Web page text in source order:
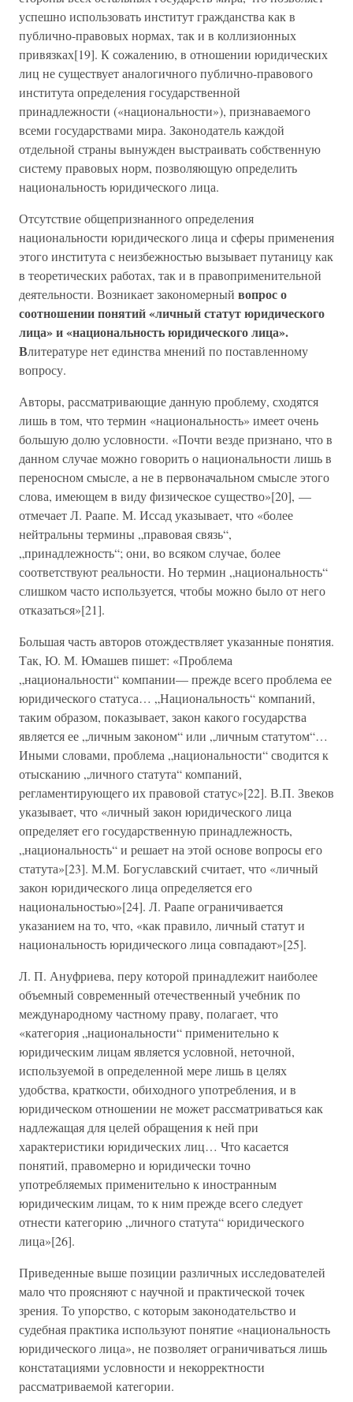
успешно использовать институт гражданства как в
публично-правовых нормах, так и в коллизионных
привязках[19]. К сожалению, в отношении юридических
лиц не существует аналогичного публично-правового
института определения государственной
принадлежности («национальности»), признаваемого
всеми государствами мира. Законодатель каждой
отдельной страны вынужден выстраивать собственную
систему правовых норм, позволяющую определить
национальность юридического лица.
Отсутствие общепризнанного определения
национальности юридического лица и сферы применения
этого института с неизбежностью вызывает путаницу как
в теоретических работах, так и в правоприменительной
деятельности. Возникает закономерный вопрос о
соотношении понятий «личный статут юридического
лица» и «национальность юридического лица».
Влитературе нет единства мнений по поставленному
вопросу.
Авторы, рассматривающие данную проблему, сходятся
лишь в том, что термин «национальность» имеет очень
большую долю условности. «Почти везде признано, что в
данном случае можно говорить о национальности лишь в
переносном смысле, а не в первоначальном смысле этого
слова, имеющем в виду физическое существо»[20], —
отмечает Л. Раапе. М. Иссад указывает, что «более
нейтральны термины „правовая связь“,
„принадлежность“; они, во всяком случае, более
соответствуют реальности. Но термин „национальность“
слишком часто используется, чтобы можно было от него
отказаться»[21].
Большая часть авторов отождествляет указанные понятия.
Так, Ю. М. Юмашев пишет: «Проблема
„национальности“ компании— прежде всего проблема ее
юридического статуса… „Национальность“ компаний,
таким образом, показывает, закон какого государства
является ее „личным законом“ или „личным статутом“…
Иными словами, проблема „национальности“ сводится к
отысканию „личного статута“ компаний,
регламентирующего их правовой статус»[22]. В.П. Звеков
указывает, что «личный закон юридического лица
определяет его государственную принадлежность,
„национальность“ и решает на этой основе вопросы его
статута»[23]. М.М. Богуславский считает, что «личный
закон юридического лица определяется его
национальностью»[24]. Л. Раапе ограничивается
указанием на то, что, «как правило, личный статут и
национальность юридического лица совпадают»[25].
Л. П. Ануфриева, перу которой принадлежит наиболее
объемный современный отечественный учебник по
международному частному праву, полагает, что
«категория „национальности“ применительно к
юридическим лицам является условной, неточной,
используемой в определенной мере лишь в целях
удобства, краткости, обиходного употребления, и в
юридическом отношении не может рассматриваться как
надлежащая для целей обращения к ней при
характеристики юридических лиц… Что касается
понятий, правомерно и юридически точно
употребляемых применительно к иностранным
юридическим лицам, то к ним прежде всего следует
отнести категорию „личного статута“ юридического
лица»[26].
Приведенные выше позиции различных исследователей
мало что проясняют с научной и практической точек
зрения. То упорство, с которым законодательство и
судебная практика используют понятие «национальность
юридического лица», не позволяет ограничиваться лишь
констатациями условности и некорректности
рассматриваемой категории.